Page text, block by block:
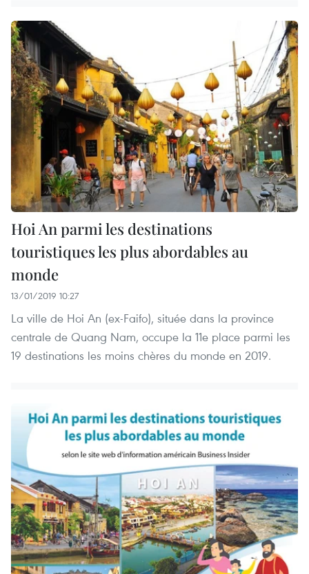
Hoi An parmi les destinations
touristiques les plus abordables au
monde
13/01/2019 10:27
La ville de Hoi An (ex-Faifo), située dans la province
centrale de Quang Nam, occupe la 11e place parmi les
19 destinations les moins chères du monde en 2019.